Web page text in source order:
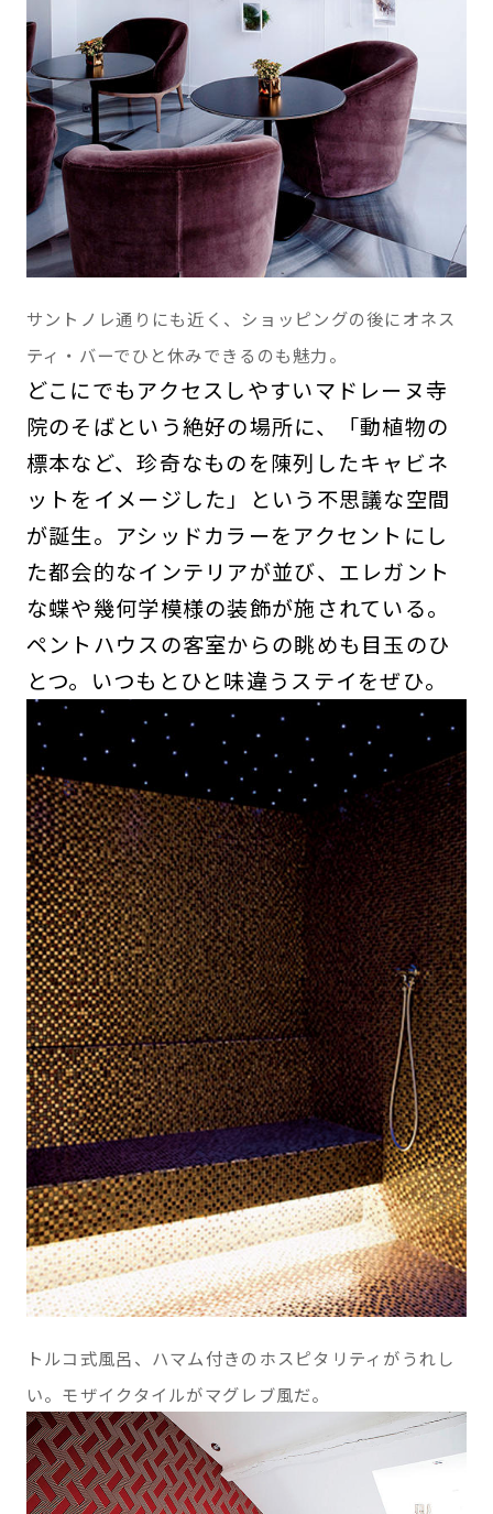
サントノレ通りにも近く、ショッピングの後にオネス
ティ・バーでひと休みできるのも魅力。
どこにでもアクセスしやすいマドレーヌ寺
院のそばという絶好の場所に、「動植物の
標本など、珍奇なものを陳列したキャビネ
ットをイメージした」という不思議な空間
が誕生。アシッドカラーをアクセントにし
た都会的なインテリアが並び、エレガント
な蝶や幾何学模様の装飾が施されている。
ペントハウスの客室からの眺めも目玉のひ
とつ。いつもとひと味違うステイをぜひ。
トルコ式風呂、ハマム付きのホスピタリティがうれし
い。モザイクタイルがマグレブ風だ。